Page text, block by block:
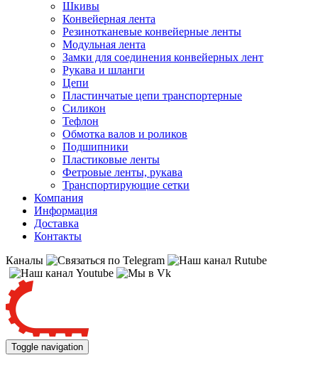
Шкивы
Конвейерная лента
Резинотканевые конвейерные ленты
Модульная лента
Замки для соединения конвейерных лент
Рукава и шланги
Цепи
Пластинчатые цепи транспортерные
Силикон
Тефлон
Обмотка валов и роликов
Подшипники
Пластиковые ленты
Фетровые ленты, рукава
Транспортирующие сетки
Компания
Информация
Доставка
Контакты
Каналы
Toggle navigation